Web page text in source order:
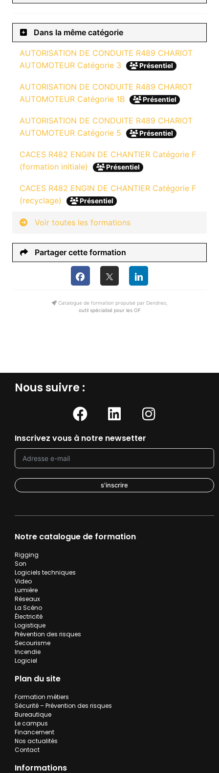
Dans la même catégorie
AUTORISATION DE CONDUITE R489 CHARIOT
AUTOMOTEUR Catégorie 3
Présentiel
AUTORISATION DE CONDUITE R489 CHARIOT
AUTOMOTEUR Catégorie 1B
Présentiel
AUTORISATION DE CONDUITE R489 CHARIOT
AUTOMOTEUR Catégorie 5
Présentiel
CACES R482 ENGIN DE CHANTIER Catégorie F
(formation initiale)
Présentiel
CACES R482 ENGIN DE CHANTIER Catégorie F
(recyclage)
Présentiel
Voir toutes les formations
Partager cette formation
Catalogue de formation propulsé par Dendreo,
outil spécialisé pour les OF
Notre catalogue de formation
Rigging
Son
Logiciels techniques
Video
Lumière
Réseaux
La Scéno
Électricité
Logistique
Prévention des risques
Secourisme
Incendie
Logiciel
Plan du site
Formation métiers
Sécurité – Prévention des risques
Bureautique
Le campus
Financement
Nos actualités
Contact
Informations
Nous suivre :​
Inscrivez vous à notre newsetter
s'inscrire